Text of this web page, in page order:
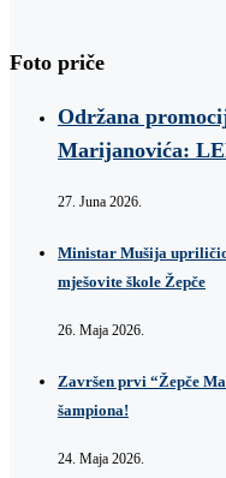
Foto priče
Održana
Marijanovića:
27. Juna 2026.
Ministar Mušija upriličio
mješovite škole Žepče
26. Maja 2026.
Završen prvi “Žepče
šampiona!
24. Maja 2026.